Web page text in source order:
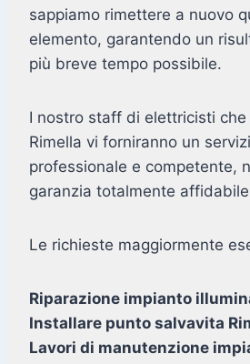
sappiamo rimettere a nuovo
elemento, garantendo un
più breve tempo possibile.
I nostro staff di elettricisti che
Rimella vi forniranno un
professionale e competente,
garanzia totalmente
Le richieste maggiormente
Riparazione impianto
Installare punto salvavita
Lavori di manutenzione